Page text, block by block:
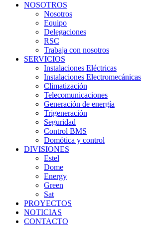
NOSOTROS
Nosotros
Equipo
Delegaciones
RSC
Trabaja con nosotros
SERVICIOS
Instalaciones Eléctricas
Instalaciones Electromecánicas
Climatización
Telecomunicaciones
Generación de energía
Trigeneración
Seguridad
Control BMS
Domótica y control
DIVISIONES
Estel
Dome
Energy
Green
Sat
PROYECTOS
NOTICIAS
CONTACTO